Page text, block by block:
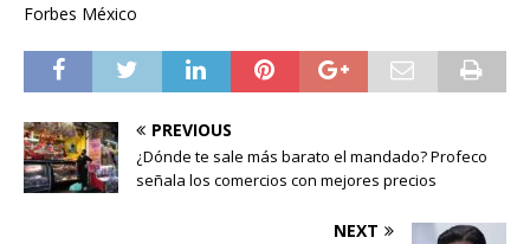
Forbes México
PREVIOUS
¿Dónde te sale más barato el mandado? Profeco
señala los comercios con mejores precios
NEXT